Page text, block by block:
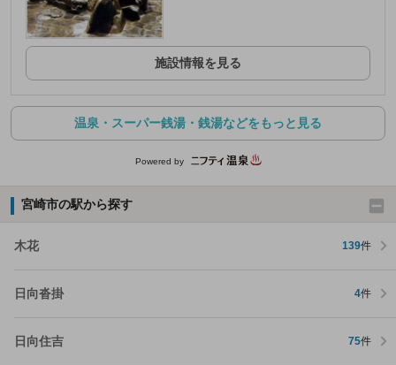
施設情報を見る
温泉・スーパー銭湯・銭湯などをもっと見る
Powered by
宮崎市の駅から探す
木花 139件
日向沓掛 4件
日向住吉 75件